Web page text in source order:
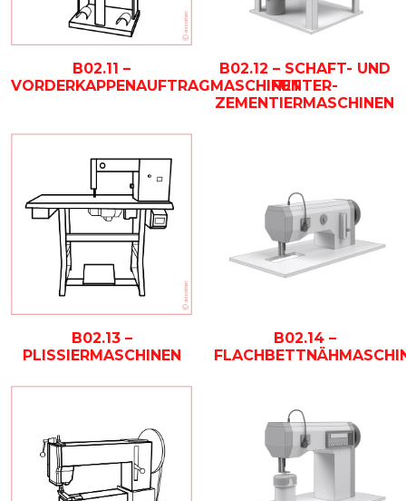
B02.11 –
VORDERKAPPENAUFTRAGMASCHINEN
B02.12 – SCHAFT- UND
FUTTER-
ZEMENTIERMASCHINEN
B02.13 –
PLISSIERMASCHINEN
B02.14 –